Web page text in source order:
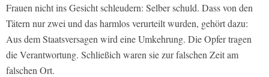
Frauen nicht ins Gesicht schleudern: Selber schuld. Dass von den
Tätern nur zwei und das harmlos verurteilt wurden, gehört dazu:
Aus dem Staatsversagen wird eine Umkehrung. Die Opfer tragen
die Verantwortung. Schließich waren sie zur falschen Zeit am
falschen Ort.